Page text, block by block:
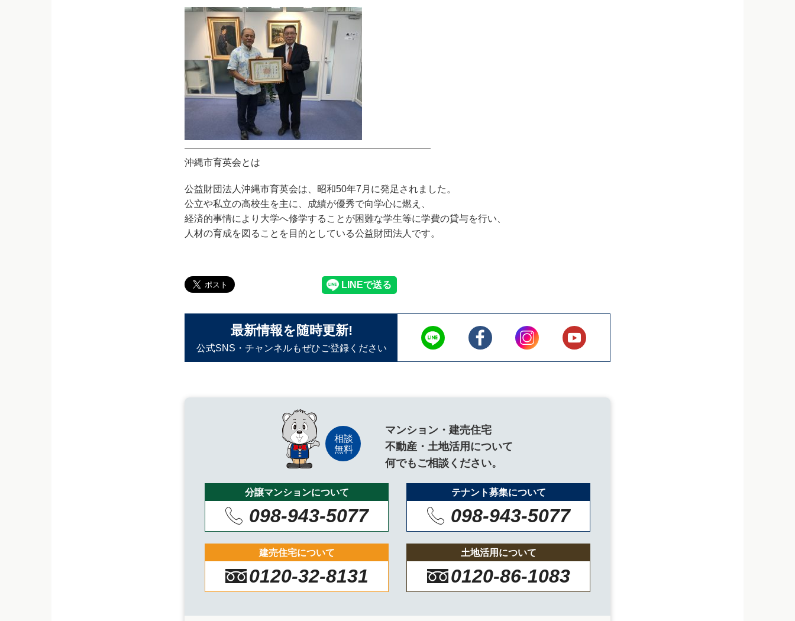
——————————————————————————
沖縄市育英会とは
公益財団法人沖縄市育英会は、昭和50年7月に発足されました。
公立や私立の高校生を主に、成績が優秀で向学心に燃え、
経済的事情により大学へ修学することが困難な学生等に学費の貸与を行い、
人材の育成を図ることを目的としている公益財団法人です。
最新情報を随時更新!
公式SNS・チャンネルもぜひご登録ください
マンション・建売住宅
不動産・土地活用について
何でもご相談ください。
分譲マンションについて
098-943-5077
テナント募集について
098-943-5077
建売住宅について
0120-32-8131
土地活用について
0120-86-1083